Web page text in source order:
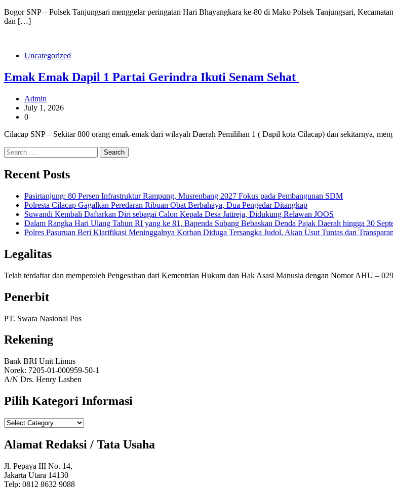
Bogor SNP – Polsek Tanjungsari menggelar peringatan Hari Bhayangkara ke-80 di Mako Polsek Tanjungsari,
dan […]
Uncategorized
Emak Emak Dapil 1 Partai Gerindra Ikuti Senam Sehat
Admin
July 1, 2026
0
Cilacap SNP – Sekitar 800 orang emak-emak dari wilayah Daerah Pemilihan 1 ( Dapil kota Cilacap) dan sekitarnya,
Search
for:
Recent Posts
Pasirtanjung: 80 Persen Infrastruktur Rampung, Musrenbang 2027 Fokus pada Pembangunan SDM
Polresta Cilacap Gagalkan Peredaran Ribuan Obat Berbahaya, Dua Pengedar Ditangkap
Suwandi Kembali Daftarkan Diri sebagai Calon Kepala Desa Jatireja, Didukung Relawan JOOS
Dalam Rangka Hari Ulang Tahun RI yang ke 81, Bapenda Subang Bebaskan Denda Pajak Daerah hingga 30
Polres Pasuruan Beri Klarifikasi Meninggalnya Korban Diduga Tersangka Judol, Akan Usut Tuntas dan Transparan
Legalitas
Telah terdaftar dan memperoleh Pengesahan dari Kementrian Hukum dan Hak Asasi Manusia dengan Nomor AHU –
Penerbit
PT. Swara Nasional Pos
Rekening
Bank BRI Unit Limus
Norek: 7205-01-000959-50-1
A/N Drs. Henry Lasben
Pilih Kategori Informasi
Pilih
Informasi
Alamat Redaksi / Tata Usaha
Jl. Pepaya III No. 14,
Jakarta Utara 14130
Telp: 0812 8632 9088